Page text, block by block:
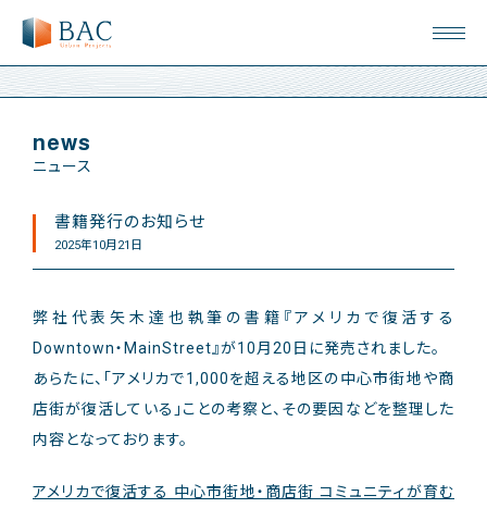
news
ニュース
書籍発行のお知らせ
2025年10月21日
弊社代表矢木達也執筆の書籍『アメリカで復活する
Downtown・MainStreet』が10月20日に発売されました。
あらたに、「アメリカで1,000を超える地区の中心市街地や商
店街が復活している」ことの考察と、その要因などを整理した
内容となっております。
アメリカで復活する 中心市街地・商店街 コミュニティが育む